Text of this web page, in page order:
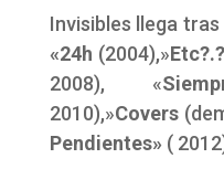
Invisibles llega
«24h (2004),»
2008), «
2010),»Covers
Pendientes»(